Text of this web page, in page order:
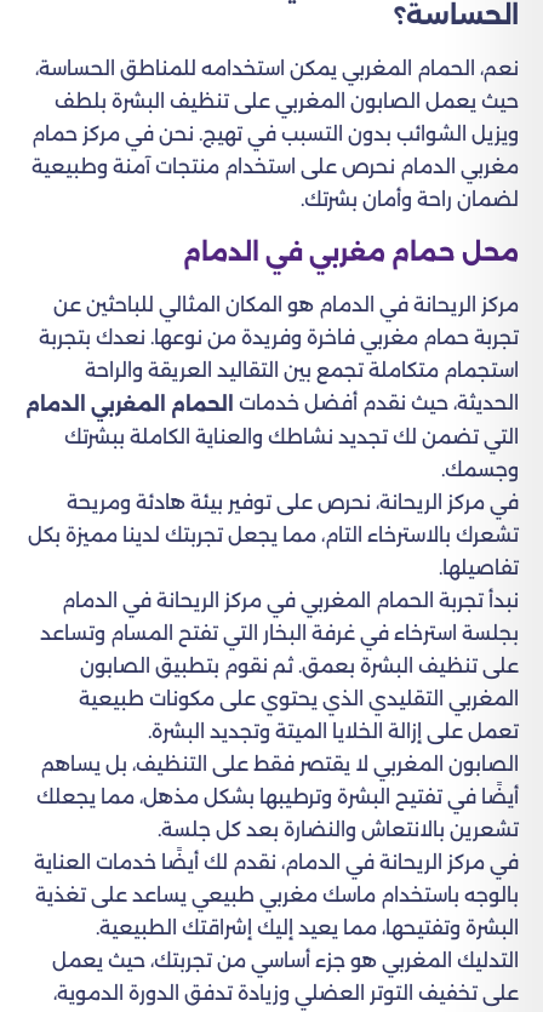
الحساسة؟
نعم، الحمام المغربي يمكن استخدامه للمناطق الحساسة،
حيث يعمل الصابون المغربي على تنظيف البشرة بلطف
ويزيل الشوائب بدون التسبب في تهيج. نحن في مركز حمام
مغربي الدمام نحرص على استخدام منتجات آمنة وطبيعية
لضمان راحة وأمان بشرتك.
محل حمام مغربي في الدمام
مركز الريحانة في الدمام هو المكان المثالي للباحثين عن
تجربة حمام مغربي فاخرة وفريدة من نوعها. نعدك بتجربة
استجمام متكاملة تجمع بين التقاليد العريقة والراحة
الحديثة، حيث نقدم أفضل خدمات
الحمام المغربي الدمام
التي تضمن لك تجديد نشاطك والعناية الكاملة ببشرتك
وجسمك.
في مركز الريحانة، نحرص على توفير بيئة هادئة ومريحة
تشعرك بالاسترخاء التام، مما يجعل تجربتك لدينا مميزة بكل
تفاصيلها.
نبدأ تجربة الحمام المغربي في مركز الريحانة في الدمام
بجلسة استرخاء في غرفة البخار التي تفتح المسام وتساعد
على تنظيف البشرة بعمق. ثم نقوم بتطبيق الصابون
المغربي التقليدي الذي يحتوي على مكونات طبيعية
تعمل على إزالة الخلايا الميتة وتجديد البشرة.
الصابون المغربي لا يقتصر فقط على التنظيف، بل يساهم
أيضًا في تفتيح البشرة وترطيبها بشكل مذهل، مما يجعلك
تشعرين بالانتعاش والنضارة بعد كل جلسة.
في مركز الريحانة في الدمام، نقدم لك أيضًا خدمات العناية
بالوجه باستخدام ماسك مغربي طبيعي يساعد على تغذية
البشرة وتفتيحها، مما يعيد إليك إشراقتك الطبيعية.
التدليك المغربي هو جزء أساسي من تجربتك، حيث يعمل
على تخفيف التوتر العضلي وزيادة تدفق الدورة الدموية،